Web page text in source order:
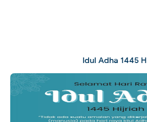
Idul Adha 1445 H